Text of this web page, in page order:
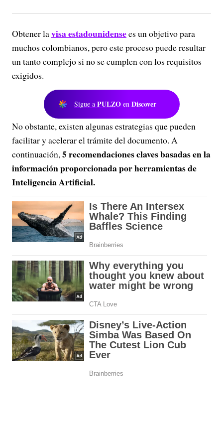
Obtener lavisa estadounidensees un objetivo para
muchos colombianos, pero este proceso puede resultar
un tanto complejo si no se cumplen con los requisitos
exigidos.
Sigue a PULZO en Discover
No obstante, existen algunas estrategias que pueden
facilitar y acelerar el trámite del documento. A
continuación,5 recomendaciones claves basadas en la
información proporcionada por herramientas de
Inteligencia Artificial.